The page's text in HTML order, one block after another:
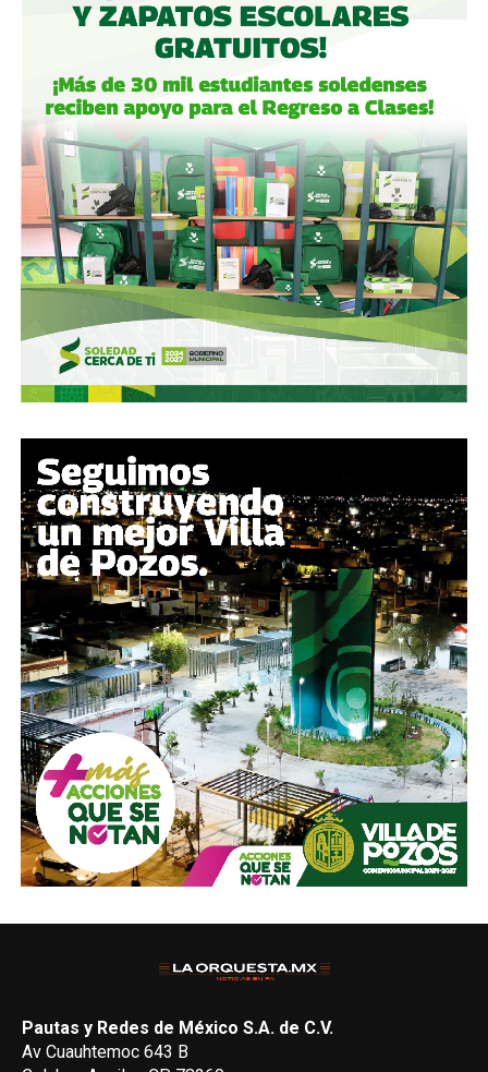
Pautas y Redes de México S.A. de C.V.
Av Cuauhtemoc 643 B